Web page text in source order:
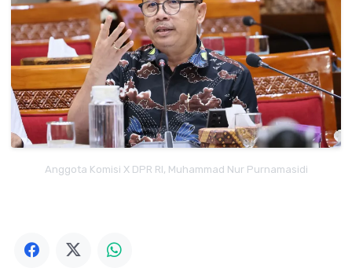
Anggota Komisi X DPR RI, Muhammad Nur Purnamasidi